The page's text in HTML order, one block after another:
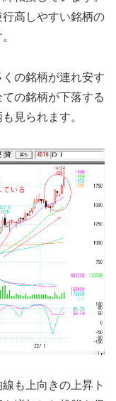
高しやすい銘柄の
の銘柄が連れ安す
の銘柄が下落する
見られます。
も上向きの上昇ト